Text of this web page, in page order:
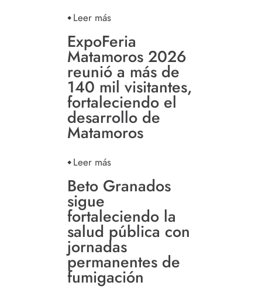
Leer más
ExpoFeria
Matamoros 2026
reunió a más de
140 mil visitantes,
fortaleciendo el
desarrollo de
Matamoros
Leer más
Beto Granados
sigue
fortaleciendo la
salud pública con
jornadas
permanentes de
fumigación